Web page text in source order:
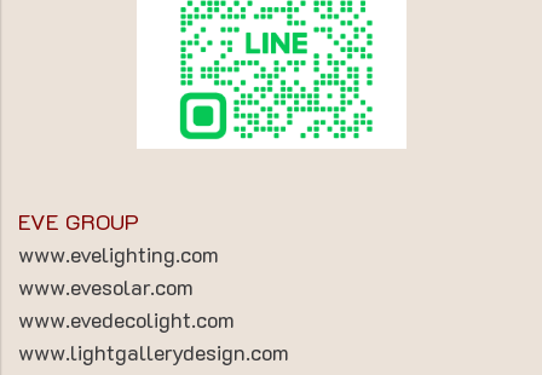
EVE GROUP
www.evelighting.com
www.evesolar.com
www.evedecolight.com
www.lightgallerydesign.com